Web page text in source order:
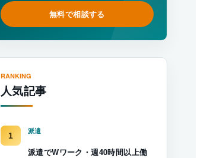
無料で相談する
RANKING
人気記事
派遣
派遣でWワーク・週40時間以上働